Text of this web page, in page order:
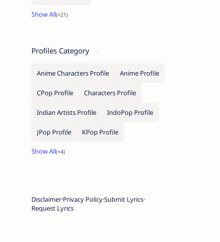
Profiles Category
Anime Characters Profile Anime Profile
CPop Profile Characters Profile
Indian Artists Profile IndoPop Profile
JPop Profile KPop Profile
DisclaimerPrivacy PolicySubmit Lyrics
Request Lyrics